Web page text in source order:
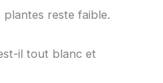
plantes reste faible.
il tout blanc et